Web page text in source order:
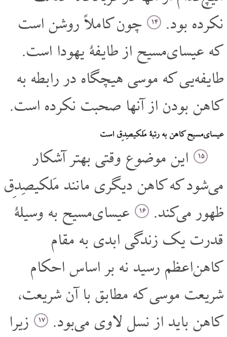
نکرده بود.
۱۴ چون کاملاً روشن است
که عیسای‌مسیح از طایفۀ یهودا است.
طایفه‌یی که موسی هیچگاه در رابطه به
کاهن بودن از آنها صحبت نکرده است.
عیسای‌مسیح کاهن به رتبۀ مَلکیصِدِق است
۱۵ این موضوع وقتی بهتر آشکار
می‌شود که کاهن دیگری مانند مَلکیصِدِق
ظهور می‌کند.
۱۶ عیسای‌مسیح به وسیلۀ
قدرت یک زندگی ابدی به مقام
کاهن‌اعظم رسید نه بر اساس احکام
شریعت موسی که مطابق با آن شریعت،
کاهن باید از نسل لاوی می‌بود.
۱۷ زیرا